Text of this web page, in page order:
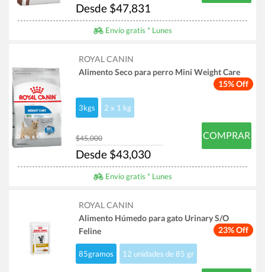
Desde $47,831
Envío gratis * Lunes
15% Off
ROYAL CANIN
Alimento Seco para perro Mini Weight Care
3kgs 2 x 1 kg
$45,000
Desde $43,030
COMPRAR
Envío gratis * Lunes
23% Off
ROYAL CANIN
Alimento Húmedo para gato Urinary S/O
Feline
85gramos 12 unidades de 85 gr